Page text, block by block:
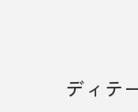
ディテ